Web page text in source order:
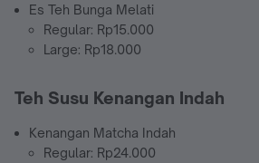
Es Teh Bunga Melati
Regular: Rp15.000
Large: Rp18.000
Teh Susu Kenangan Indah
Kenangan Matcha Indah
Regular: Rp24.000